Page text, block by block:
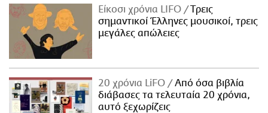
Είκοσι χρόνια LIFO
Tρεις
σημαντικοί Έλληνες μουσικοί, τρεις
μεγάλες απώλειες
20 χρόνια LiFO
Από όσα βιβλία
διάβασες τα τελευταία 20 χρόνια,
αυτό ξεχωρίζεις